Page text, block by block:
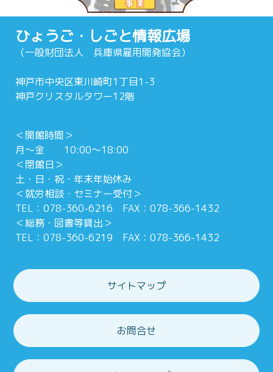
ひょうご・しごと情報広場
（一般財団法人 兵庫県雇用開発協会）
神戸市中央区東川崎町1丁目1-3
神戸クリスタルタワー12階
＜開館時間＞
月～金 10:00～18:00
＜閉館日＞
土・日・祝・年末年始休み
＜就労相談・セミナー受付＞
TEL：078-360-6216 FAX：078-366-1432
＜総務・図書等貸出＞
TEL：078-360-6219 FAX：078-366-1432
サイトマップ
お問合せ